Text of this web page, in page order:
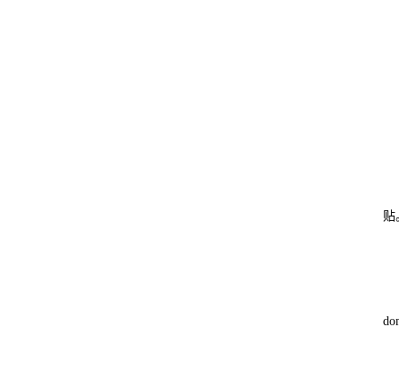
贴